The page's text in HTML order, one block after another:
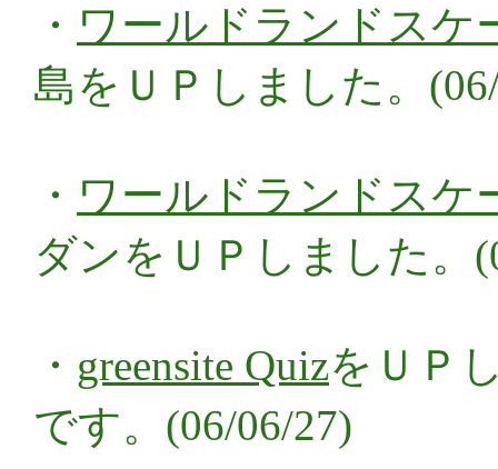
・ ワールドランドスケ
島をＵＰしました。
・ ワールドランドスケ
ダンをＵＰしました。
・ greensite QuizをＵＰ
です。(06/06/27)